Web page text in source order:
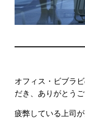
オフィス・ビブラ
だき、ありがとうご
疲弊している上司